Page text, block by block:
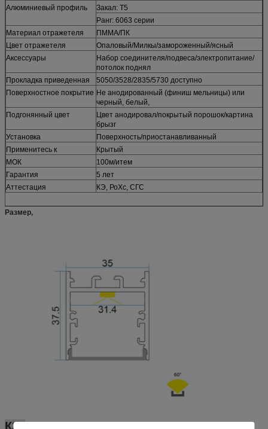
Алюминиевый профиль
Закал: Т5
Ранг: 6063 серии
Материал отражетеля
ПММА/ПК
Цвет отражетеля
Опаловый/Милкы/замороженный/ясный
Аксессуары
Набор соединителя/подвеса/электропитание/
потолок поднял
Прокладка приведенная
5050/3528/2835/5730 доступно
Поверхностное покрытие Не анодированный (финиш мельницы) или
черный, белый,
Подгонянный цвет
Цвет анодировал/покрытый порошок/картина
брызг
Установка
Поверхность/приостанавливанный
Применитесь к
Крытый
МОК
100м/итем
Гарантия
5 лет
Аттестация
КЭ, РоХс, СГС
Размер,
К35Тримлесс привело алюминиевые